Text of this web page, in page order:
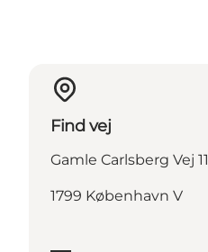
Find vej
Gamle Carlsberg Vej 11
1799 København V